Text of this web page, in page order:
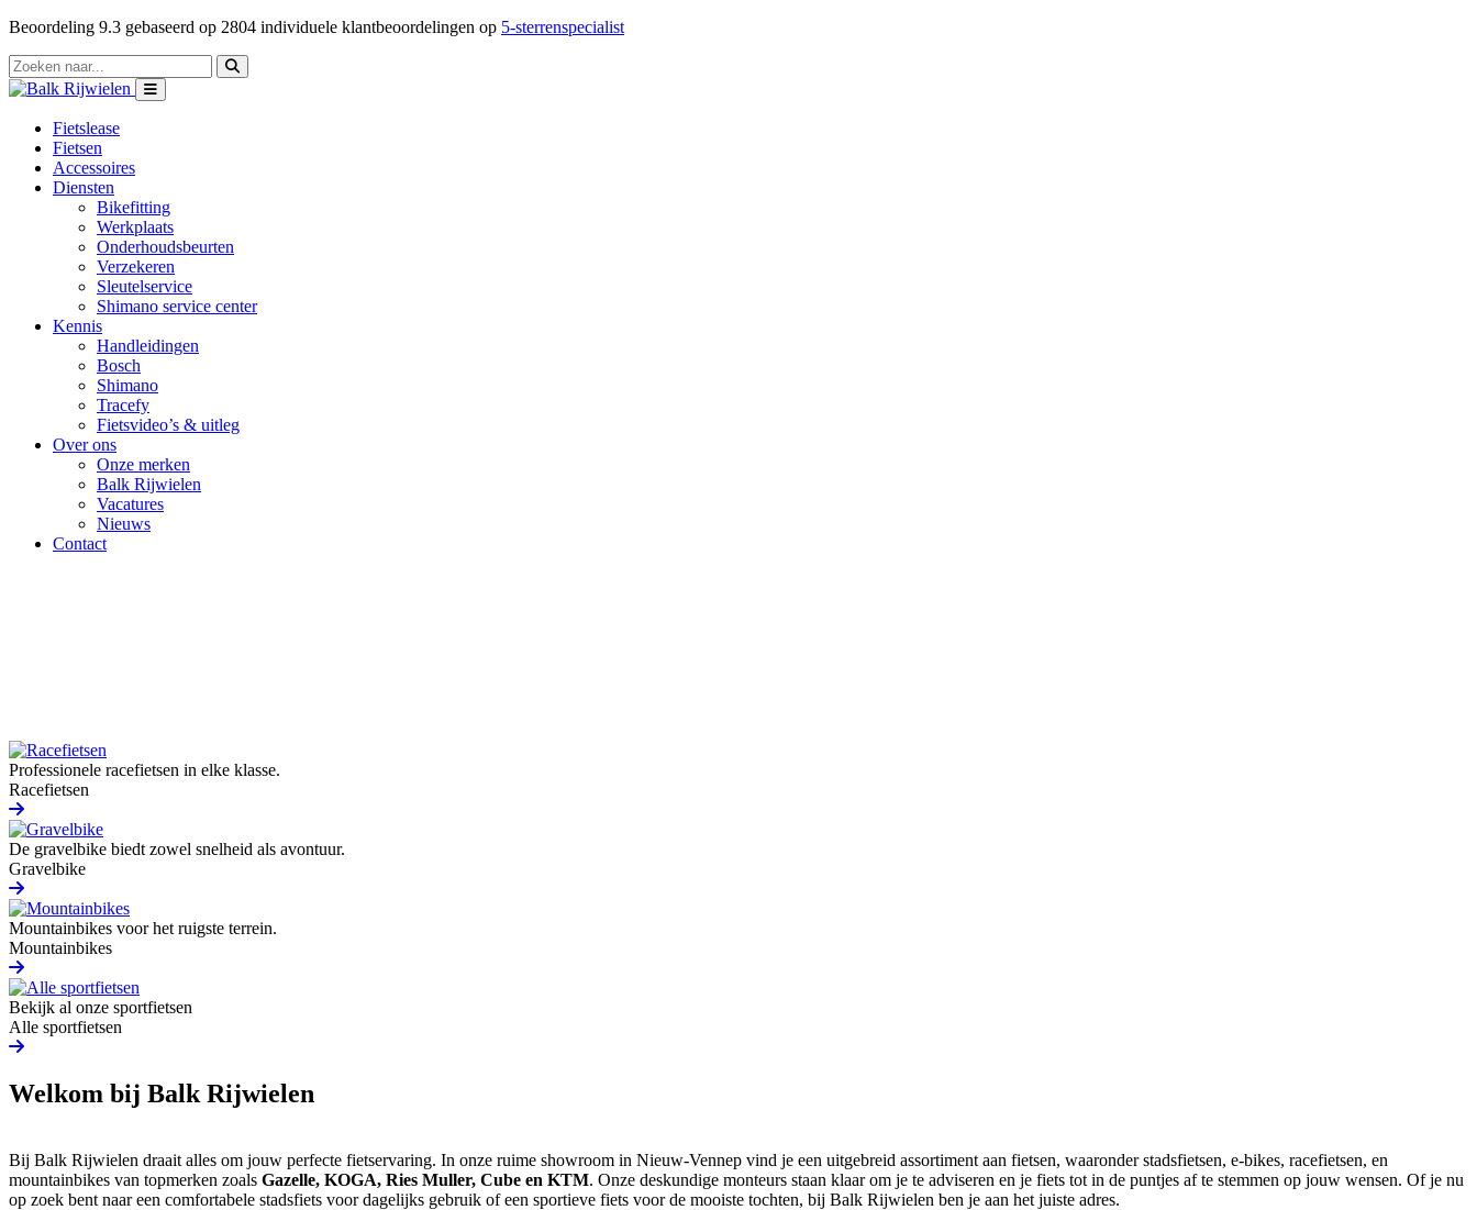
Beoordeling 9.3 gebaseerd op 2804 individuele klantbeoordelingen op 5-sterrenspecialist
Fietslease
Fietsen
Accessoires
Diensten
Bikefitting
Werkplaats
Onderhoudsbeurten
Verzekeren
Sleutelservice
Shimano service center
Kennis
Handleidingen
Bosch
Shimano
Tracefy
Fietsvideo’s & uitleg
Over ons
Onze merken
Balk Rijwielen
Vacatures
Nieuws
Contact
Professionele racefietsen in elke klasse.
Racefietsen
De gravelbike biedt zowel snelheid als avontuur.
Gravelbike
Mountainbikes voor het ruigste terrein.
Mountainbikes
Bekijk al onze sportfietsen
Alle sportfietsen
Welkom bij Balk Rijwielen
Bij Balk Rijwielen draait alles om jouw perfecte fietservaring. In onze ruime showroom in Nieuw-Vennep vind je een uitgebreid assortiment aan fietsen, waaronder stadsfietsen, e-bikes, racefietsen, en
mountainbikes van topmerken zoals Gazelle, KOGA, Ries Muller, Cube en KTM. Onze deskundige monteurs staan klaar om je te adviseren en je fiets tot in de puntjes af te stemmen op jouw wensen. Of je nu
op zoek bent naar een comfortabele stadsfiets voor dagelijks gebruik of een sportieve fiets voor de mooiste tochten, bij Balk Rijwielen ben je aan het juiste adres.